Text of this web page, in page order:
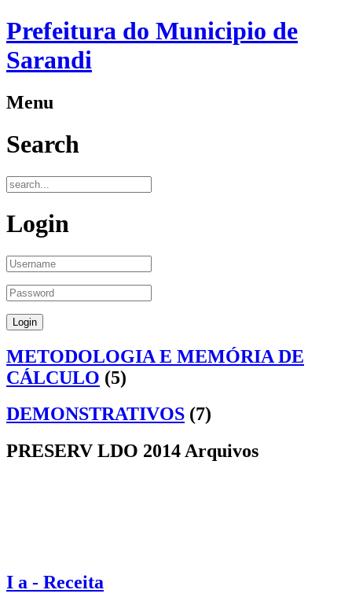
Prefeitura do Municipio de
Sarandi
Menu
Search
Login
METODOLOGIA E MEMÓRIA DE
CÁLCULO (5)
DEMONSTRATIVOS (7)
PRESERV LDO 2014 Arquivos
I a - Receita